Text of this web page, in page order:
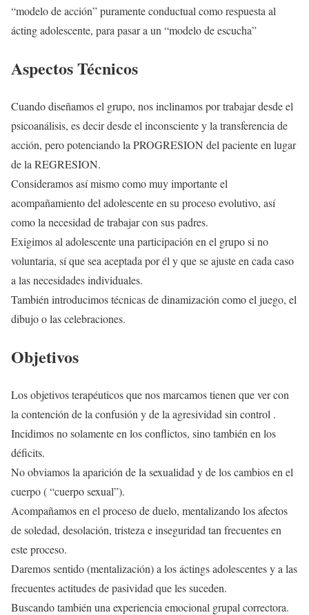
“modelo de acción” puramente conductual como respuesta al
ácting adolescente, para pasar a un “modelo de escucha”
Aspectos Técnicos
Cuando diseñamos el grupo, nos inclinamos por trabajar desde el
psicoanálisis, es decir desde el inconsciente y la transferencia de
acción, pero potenciando la PROGRESION del paciente en lugar
de la REGRESION.
Consideramos así mismo como muy importante el
acompañamiento del adolescente en su proceso evolutivo, así
como la necesidad de trabajar con sus padres.
Exigimos al adolescente una participación en el grupo si no
voluntaria, sí que sea aceptada por él y que se ajuste en cada caso
a las necesidades individuales.
También introducimos técnicas de dinamización como el juego, el
dibujo o las celebraciones.
Objetivos
Los objetivos terapéuticos que nos marcamos tienen que ver con
la contención de la confusión y de la agresividad sin control .
Incidimos no solamente en los conflictos, sino también en los
déficits.
No obviamos la aparición de la sexualidad y de los cambios en el
cuerpo ( “cuerpo sexual”).
Acompañamos en el proceso de duelo, mentalizando los afectos
de soledad, desolación, tristeza e inseguridad tan frecuentes en
este proceso.
Daremos sentido (mentalización) a los áctings adolescentes y a las
frecuentes actitudes de pasividad que les suceden.
Buscando también una experiencia emocional grupal correctora.